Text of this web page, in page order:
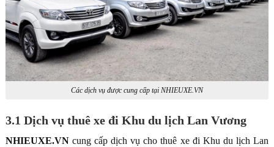
Các dịch vụ được cung cấp tại NHIEUXE.VN
3.1 Dịch vụ thuê xe đi Khu du lịch Lan Vương
NHIEUXE.VNcung cấp dịch vụ cho thuê xe đi Khu du lịch Lan